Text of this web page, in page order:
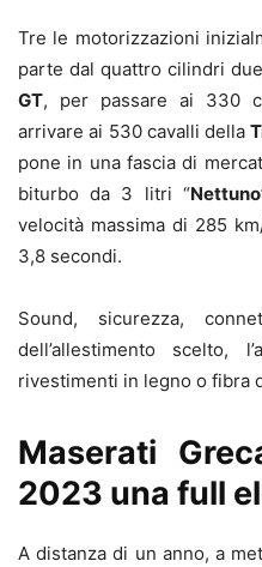
Tre le motorizzazioni
parte dal quattro cilindri
GT, per passare ai 330
arrivare ai 530 cavalli della
pone in una fascia di
biturbo da 3 litri “Nettuno
velocità massima di 285
3,8 secondi.
Sound, sicurezza,
dell’allestimento scelto,
rivestimenti in legno o fibra
Maserati
2023 una full
A distanza di un anno, a